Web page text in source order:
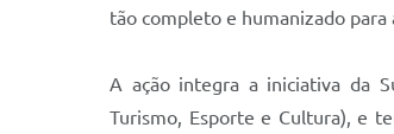
tão completo e humanizado para
A ação integra a iniciativa da
Turismo, Esporte e Cultura), e